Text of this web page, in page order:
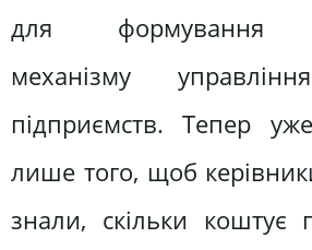
для формування
механізму
підприємств. Тепер
лише того, щоб
знали, скільки коштує